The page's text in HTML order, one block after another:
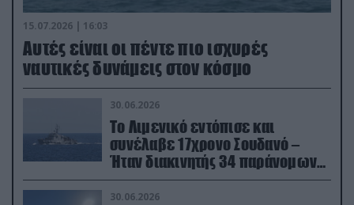
15.07.2026 | 16:03
Aυτές είναι οι πέντε πιο ισχυρές
ναυτικές δυνάμεις στον κόσμο
30.06.2026
Το Λιμενικό εντόπισε και
συνέλαβε 17χρονο Σουδανό –
Ήταν διακινητής 34 παράνομων
μεταναστών
30.06.2026